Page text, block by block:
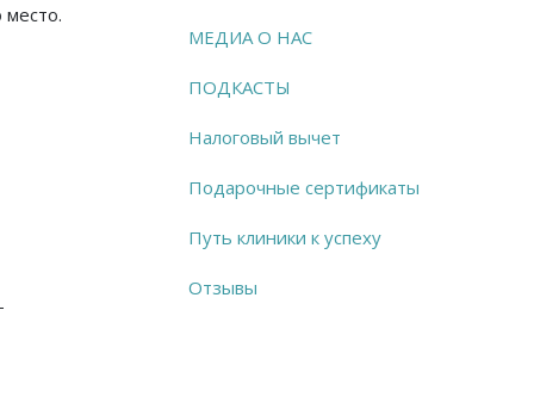
место.
МЕДИА О НАС
ПОДКАСТЫ
Налоговый вычет
Подарочные сертификаты
Путь клиники к успеху
Отзывы